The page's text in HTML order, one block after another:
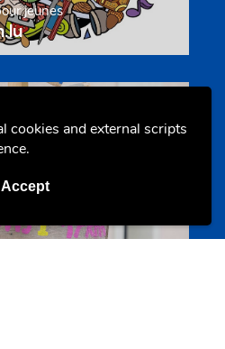
cookies and external scripts
Accept
jeunes